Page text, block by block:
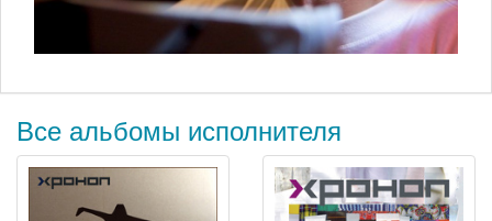
Все альбомы исполнителя